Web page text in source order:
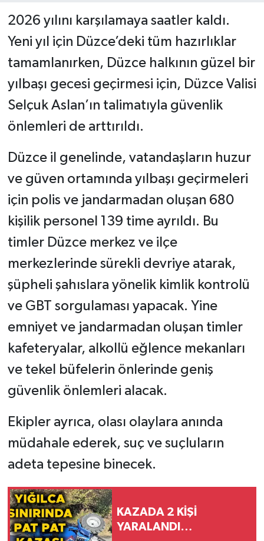
2026 yılını karşılamaya saatler kaldı.
Yeni yıl için Düzce’deki tüm hazırlıklar
tamamlanırken, Düzce halkının güzel bir
yılbaşı gecesi geçirmesi için, Düzce Valisi
Selçuk Aslan’ın talimatıyla güvenlik
önlemleri de arttırıldı.
Düzce il genelinde, vatandaşların huzur
ve güven ortamında yılbaşı geçirmeleri
için polis ve jandarmadan oluşan 680
kişilik personel 139 time ayrıldı. Bu
timler Düzce merkez ve ilçe
merkezlerinde sürekli devriye atarak,
şüpheli şahıslara yönelik kimlik kontrolü
ve GBT sorgulaması yapacak. Yine
emniyet ve jandarmadan oluşan timler
kafeteryalar, alkollü eğlence mekanları
ve tekel büfelerin önlerinde geniş
güvenlik önlemleri alacak.
Ekipler ayrıca, olası olaylara anında
müdahale ederek, suç ve suçluların
adeta tepesine binecek.
KAZADA 2 KİŞİ
YARALANDI…